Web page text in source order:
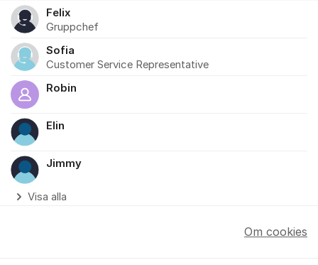
Felix
Gruppchef
Sofia
Customer Service Representative
Robin
Elin
Jimmy
Visa alla
Om cookies